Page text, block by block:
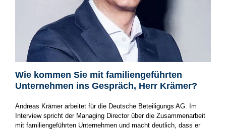
Wie kommen Sie mit familiengeführten
Unternehmen ins Gespräch, Herr Krämer?
Andreas Krämer arbeitet für die Deutsche Beteiligungs AG. Im
Interview spricht der Managing Director über die Zusammenarbeit
mit familiengeführten Unternehmen und macht deutlich, dass er